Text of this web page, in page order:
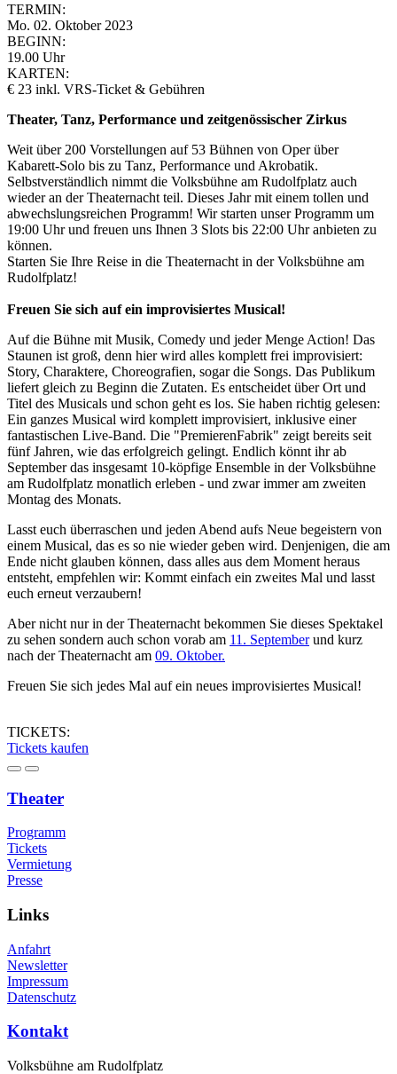
TERMIN:
Mo. 02. Oktober 2023
BEGINN:
19.00 Uhr
KARTEN:
€ 23 inkl. VRS-Ticket & Gebühren
Theater, Tanz, Performance und zeitgenössischer Zirkus
Weit über 200 Vorstellungen auf 53 Bühnen von Oper über
Kabarett-Solo bis zu Tanz, Performance und Akrobatik.
Selbstverständlich nimmt die Volksbühne am Rudolfplatz auch
wieder an der Theaternacht teil. Dieses Jahr mit einem tollen und
abwechslungsreichen Programm! Wir starten unser Programm um
19:00 Uhr und freuen uns Ihnen 3 Slots bis 22:00 Uhr anbieten zu
können.
Starten Sie Ihre Reise in die Theaternacht in der Volksbühne am
Rudolfplatz!
Freuen Sie sich auf ein improvisiertes Musical!
Auf die Bühne mit Musik, Comedy und jeder Menge Action! Das
Staunen ist groß, denn hier wird alles komplett frei improvisiert:
Story, Charaktere, Choreografien, sogar die Songs. Das Publikum
liefert gleich zu Beginn die Zutaten. Es entscheidet über Ort und
Titel des Musicals und schon geht es los. Sie haben richtig gelesen:
Ein ganzes Musical wird komplett improvisiert, inklusive einer
fantastischen Live-Band. Die "PremierenFabrik" zeigt bereits seit
fünf Jahren, wie das erfolgreich gelingt. Endlich könnt ihr ab
September das insgesamt 10-köpfige Ensemble in der Volksbühne
am Rudolfplatz monatlich erleben - und zwar immer am zweiten
Montag des Monats.
Lasst euch überraschen und jeden Abend aufs Neue begeistern von
einem Musical, das es so nie wieder geben wird. Denjenigen, die am
Ende nicht glauben können, dass alles aus dem Moment heraus
entsteht, empfehlen wir: Kommt einfach ein zweites Mal und lasst
euch erneut verzaubern!
Aber nicht nur in der Theaternacht bekommen Sie dieses Spektakel
zu sehen sondern auch schon vorab am 11. Septemberund kurz
nach der Theaternacht am 09. Oktober.
Freuen Sie sich jedes Mal auf ein neues improvisiertes Musical!
TICKETS:
Tickets kaufen
Theater
Programm
Tickets
Vermietung
Presse
Links
Anfahrt
Newsletter
Impressum
Datenschutz
Kontakt
Volksbühne am Rudolfplatz